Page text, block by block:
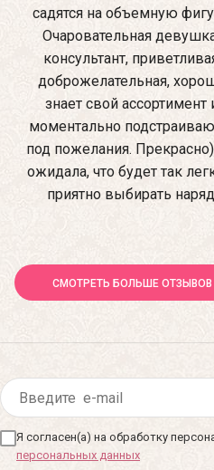
садятся на объемную
Очаровательная
консультант,
доброжелательная,
знает свой ассортимент
моментально
под пожелания.
ожидала, что будет так
приятно выбирать
СМОТРЕТЬ БОЛЬШЕ ОТЗЫВОВ
Я согласен(а) на обработку
персональных данных